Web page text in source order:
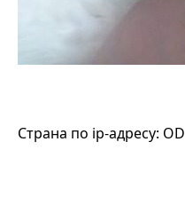
Страна по ip-адресу: OD